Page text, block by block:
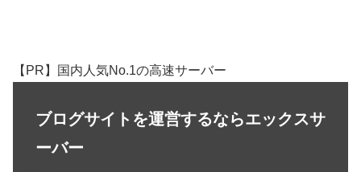
【PR】国内人気No.1の高速サーバー
ブログサイトを運営するならエックスサ
ーバー